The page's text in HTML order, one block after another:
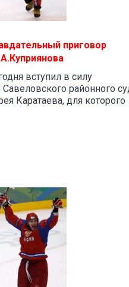
приговор
вступил в силу
районного
Каратаева, для которого